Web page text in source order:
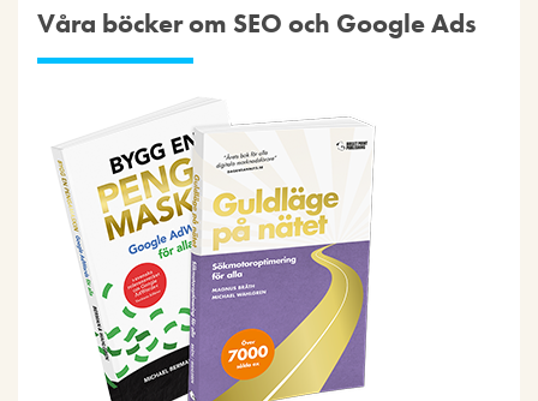
Våra böcker om SEO och Google Ads